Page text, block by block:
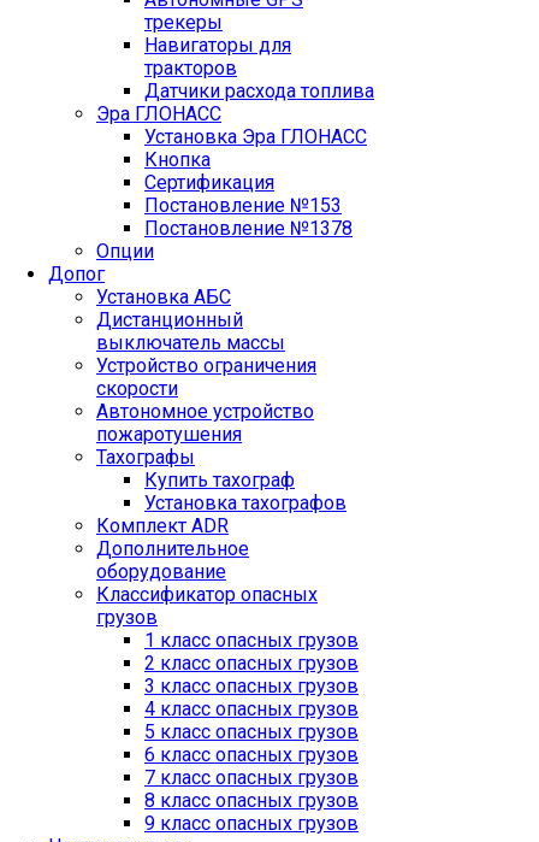
трекеры
Навигаторы для
тракторов
Датчики расхода топлива
Эра ГЛОНАСС
Установка Эра ГЛОНАСС
Кнопка
Сертификация
Постановление №153
Постановление №1378
Опции
Допог
Установка АБС
Дистанционный
выключатель массы
Устройство ограничения
скорости
Автономное устройство
пожаротушения
Тахографы
Купить тахограф
Установка тахографов
Комплект ADR
Дополнительное
оборудование
Классификатор опасных
грузов
1 класс опасных грузов
2 класс опасных грузов
3 класс опасных грузов
4 класс опасных грузов
5 класс опасных грузов
6 класс опасных грузов
7 класс опасных грузов
8 класс опасных грузов
9 класс опасных грузов